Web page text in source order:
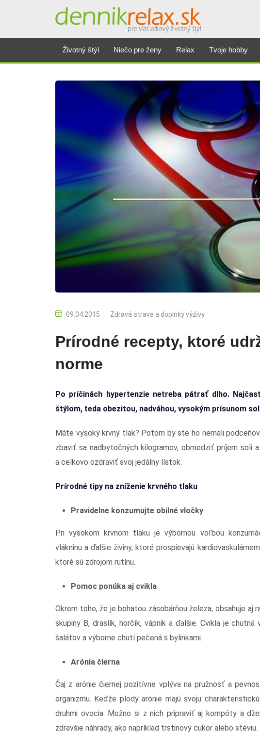
Životný štýl Niečo pre ženy Relax Tvoje hobby
09.04.2015 Zdravá strava a doplnky výživy
Prírodné recepty, ktoré
norme
Po príčinách hypertenzie netreba pátrať dlho.
štýlom, teda obezitou, nadváhou, vysokým prísunom
Máte vysoký krvný tlak? Potom by ste ho nemali
zbaviť sa nadbytočných kilogramov, obmedziť príjem soli
a celkovo ozdraviť svoj jedálny lístok.
Prírodné tipy na zníženie krvného tlaku
Pravidelne konzumujte obilné vločky
Pri vysokom krvnom tlaku je výbornou voľbou
vlákninu a ďalšie živiny, ktoré prospievajú
ktoré sú zdrojom rutínu.
Pomoc ponúka aj cvikla
Okrem toho, že je bohatou zásobárňou železa, obsahuje aj
skupiny B, draslík, horčík, vápnik a ďalšie. Cvikla je
šalátov a výborne chutí pečená s bylinkami.
Arónia čierna
Čaj z arónie čiernej pozitívne vplýva na pružnosť a
organizmu. Keďže plody arónie majú svoju
druhmi ovocia. Možno si z nich pripraviť aj kompóty a
zdravšie náhrady, ako napríklad trstinový cukor alebo stéviu.